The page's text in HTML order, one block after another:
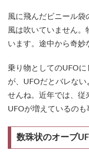
風に飛んだビニール
風は吹いていません。
います。途中から奇妙
乗り物としてのUFO
が、UFOだとバレな
せんね。近年では、従
UFOが増えているのも
数珠状のオーブ